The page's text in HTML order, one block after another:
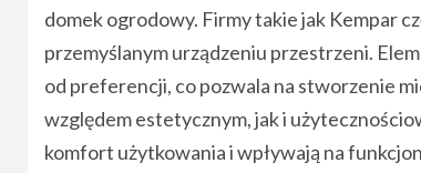
domek ogrodowy. Firmy takie jak Kempar
przemyślanym urządzeniu przestrzeni.
od preferencji, co pozwala na stworzenie
względem estetycznym, jak i
komfort użytkowania i wpływają na